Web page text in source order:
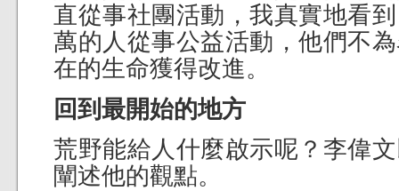
直從事社團活動，我真實地看
萬的人從事公益活動，他們不
在的生命獲得改進。
回到最開始的地方
荒野能給人什麼啟示呢？李偉
闡述他的觀點。